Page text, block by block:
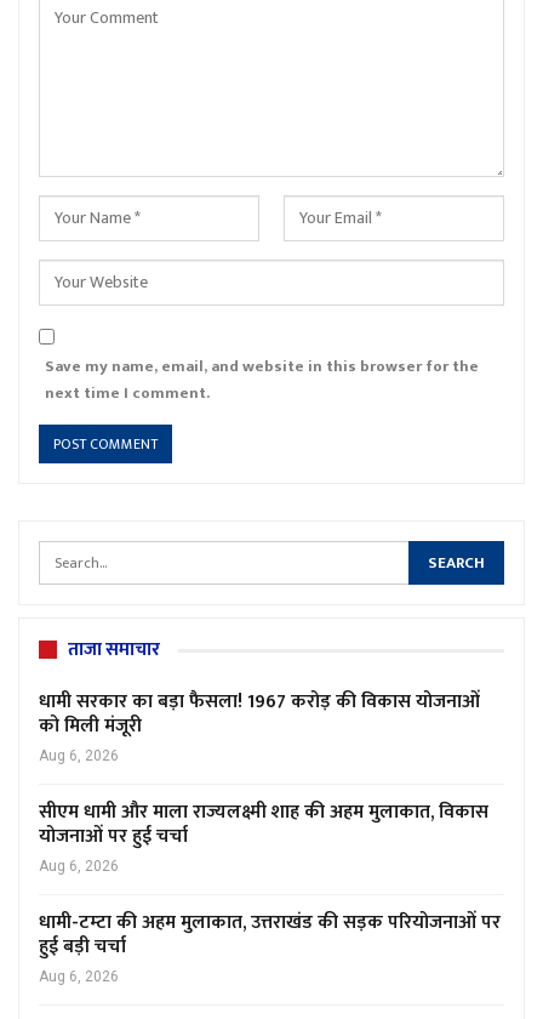
Save my name, email, and website in this browser for the
next time I comment.
ताजा समाचार
धामी सरकार का बड़ा फैसला! 1967 करोड़ की विकास योजनाओं
को मिली मंजूरी
Aug 6, 2026
सीएम धामी और माला राज्यलक्ष्मी शाह की अहम मुलाकात, विकास
योजनाओं पर हुई चर्चा
Aug 6, 2026
धामी-टम्टा की अहम मुलाकात, उत्तराखंड की सड़क परियोजनाओं पर
हुई बड़ी चर्चा
Aug 6, 2026